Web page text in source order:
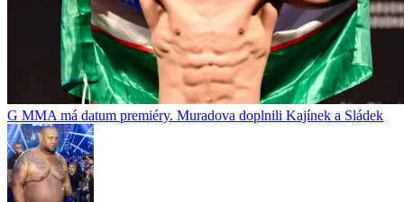
G MMA má datum premiéry. Muradova doplnili Kajínek a Sládek